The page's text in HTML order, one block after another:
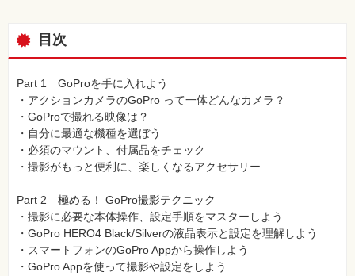
目次
Part 1 GoProを手に入れよう
・アクションカメラのGoPro って一体どんなカメラ？
・GoProで撮れる映像は？
・自分に最適な機種を選ぼう
・必須のマウント、付属品をチェック
・撮影がもっと便利に、楽しくなるアクセサリー
Part 2 極める！ GoPro撮影テクニック
・撮影に必要な本体操作、設定手順をマスターしよう
・GoPro HERO4 Black/Silverの液晶表示と設定を理解しよう
・スマートフォンのGoPro Appから操作しよう
・GoPro Appを使って撮影や設定をしよう